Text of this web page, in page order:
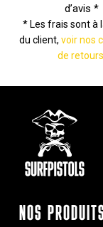
d’avis *
* Les frais sont à
du client,voir nos
de retours
NOS PRODUITS